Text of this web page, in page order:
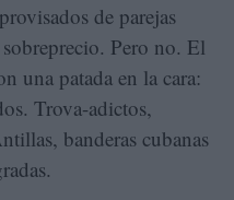
de parejas
Pero no. El
patada en la cara:
Trova-adictos,
banderas cubanas